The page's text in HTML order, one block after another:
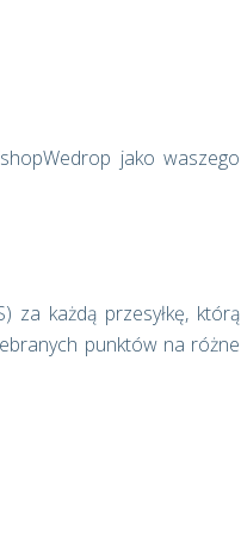
jako waszego
za każdą przesyłkę, którą
punktów na różne